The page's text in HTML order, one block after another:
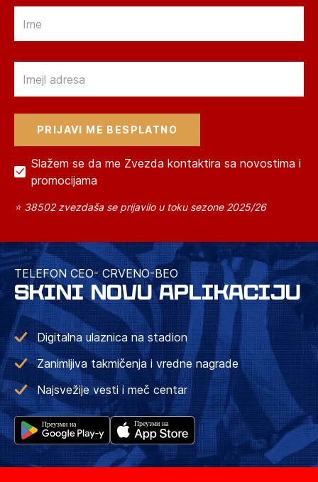
Slažem se da me Zvezda kontaktira sa novostima i
promocijama
⭐ 38502 zvezdaša se prijavilo u toku sezone 2025/26
TELEFON CEO- CRVENO-BEO
SKINI NOVU APLIKACIJU
Digitalna ulaznica na stadion
Zanimljiva takmičenja i vredne nagrade
Najsvežije vesti i meč centar